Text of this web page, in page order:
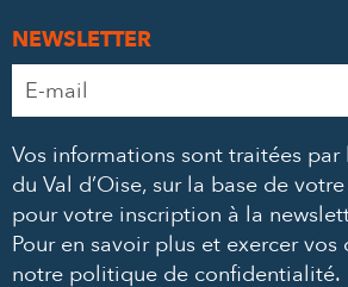
NEWSLETTER
Adresse
e-
*
Vos informations sont traitées
du Val d’Oise, sur la base de
pour votre inscription à la
Pour en savoir plus et exercer vos
notre politique de confidentialité.